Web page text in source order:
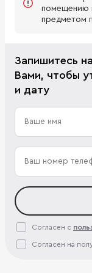
помещению
предметом
Запишитесь
Вами, чтобы
и дату
Согласен с
Согласен на